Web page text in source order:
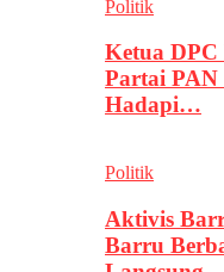
Politik
Ketua
Partai PAN
Hadapi…
Politik
Aktivis
Barru